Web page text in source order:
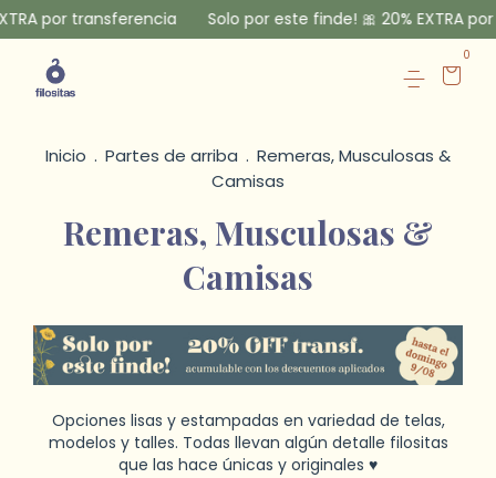
Solo por este finde! 🎀 20% EXTRA por
0
Inicio . Partes de arriba . Remeras, Musculosas &
Camisas
Remeras, Musculosas &
Camisas
Opciones lisas y estampadas en variedad de telas,
modelos y talles. Todas llevan algún detalle filositas
que las hace únicas y originales ♥